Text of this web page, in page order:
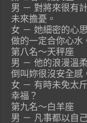
男 － 對將來很有
未來擔憂。
女 － 她細密的心
做的一定合你心水
第八名～天秤座
男 － 他的浪漫溫
倒叫妳很沒安全感
女 － 有時未免太
幸福？
第九名～白羊座
男 － 凡事都以自